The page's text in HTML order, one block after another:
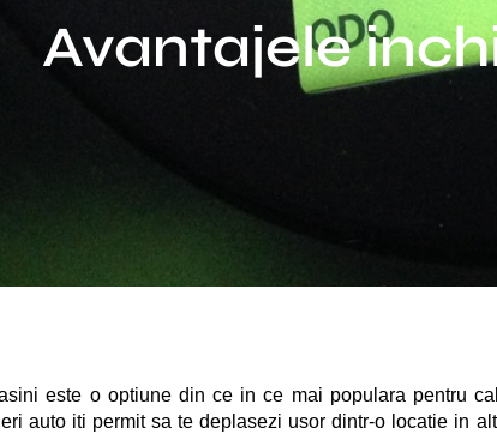
Avantajele
este o optiune din ce in ce mai populara pentru
auto iti permit sa te deplasezi usor dintr-o locatie in